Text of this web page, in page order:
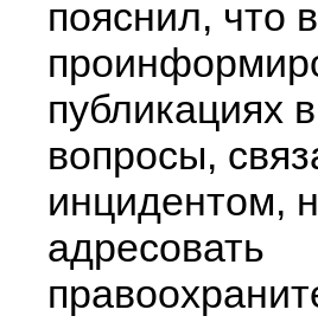
пояснил, что
публикациях
вопросы,
инцидентом,
адресовать